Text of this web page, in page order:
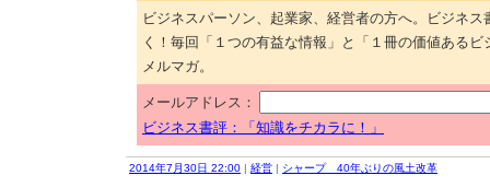
ビジネスパーソン、起業家、経営者の方へ。ビジネ
く！毎回「１つの有益な情報」と「１冊の価値ある
メルマガ。
メールアドレス：
ビジネス書評：「知識をチカラに！」
2014年7月30日 22:00 | 経営 | シャープ 40年ぶりの風土改革